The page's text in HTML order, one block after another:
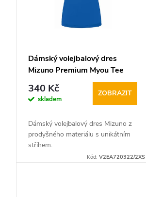
ů
u
Dámský volejbalový dres
Mizuno Premium Myou Tee
sv.modro bílý
340 Kč
skladem
ZOBRAZIT
Dámský volejbalový dres Mizuno z
prodyšného materiálu s unikátním
střihem.
Kód:V2EA720322/2XS